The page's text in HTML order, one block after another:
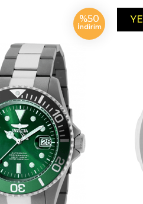
%50
İndirim